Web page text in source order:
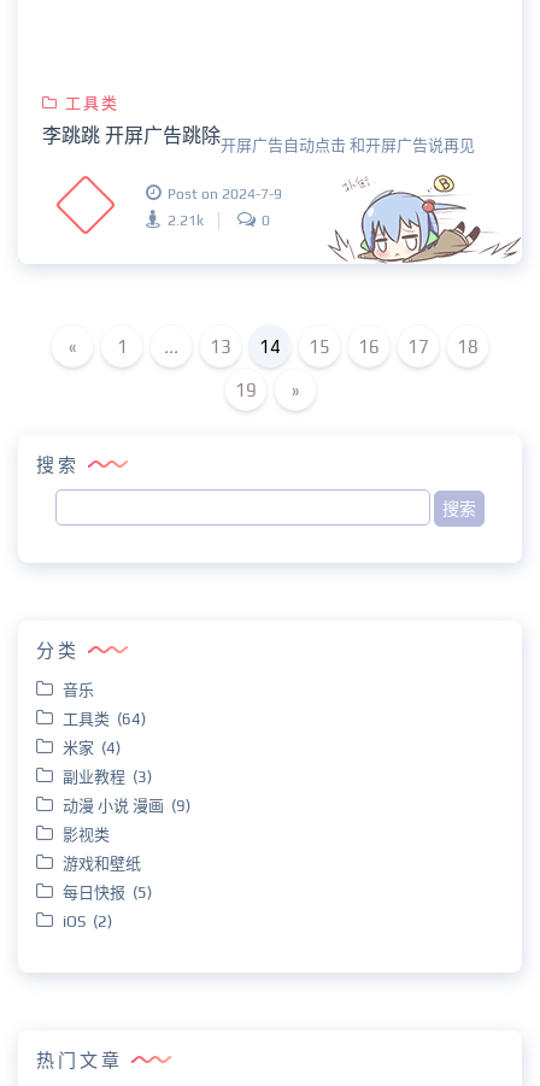
工具类
李跳跳 开屏广告跳除开屏广告自动点击 和开屏广告说再见
Post on 2024-7-9
2.21k
0
« 1 ... 13 14 15 16 17 18
19 »
搜索
分类
音乐
工具类 (64)
米家 (4)
副业教程 (3)
动漫 小说 漫画 (9)
影视类
游戏和壁纸
每日快报 (5)
iOS (2)
热门文章